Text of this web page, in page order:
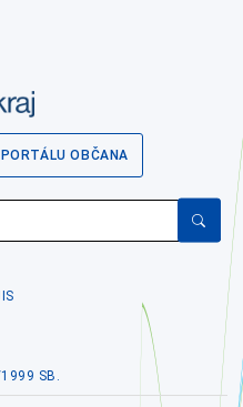
OBČANA
1999 SB.